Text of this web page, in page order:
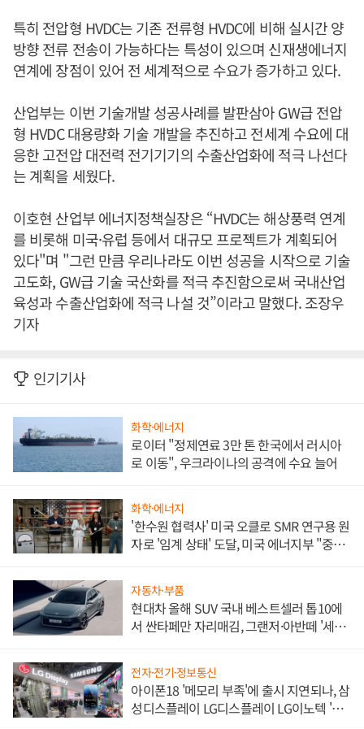
특히 전압형 HVDC는 기존 전류형 HVDC에 비해 실시간 양
방향 전류 전송이 가능하다는 특성이 있으며 신재생에너지
연계에 장점이 있어 전 세계적으로 수요가 증가하고 있다.
산업부는 이번 기술개발 성공사례를 발판삼아 GW급 전압
형 HVDC 대용량화 기술 개발을 추진하고 전세계 수요에 대
응한 고전압 대전력 전기기기의 수출산업화에 적극 나선다
는 계획을 세웠다.
이호현 산업부 에너지정책실장은 “HVDC는 해상풍력 연계
를 비롯해 미국·유럽 등에서 대규모 프로젝트가 계획되어
있다"며 "그런 만큼 우리나라도 이번 성공을 시작으로 기술
고도화, GW급 기술 국산화를 적극 추진함으로써 국내산업
육성과 수출산업화에 적극 나설 것”이라고 말했다. 조장우
기자
인기기사
화학·에너지
로이터 "정제연료 3만 톤 한국에서 러시아
로 이동", 우크라이나의 공격에 수요 늘어
화학·에너지
'한수원 협력사' 미국 오클로 SMR 연구용 원
자로 '임계 상태' 도달, 미국 에너지부 "중요
자동차·부품
현대차 올해 SUV 국내 베스트셀러 톱10에
서 싼타페만 자리매김, 그랜저·아반떼 '세단
전자·전기·정보통신
아이폰18 '메모리 부족'에 출시 지연되나, 삼
성디스플레이 LG디스플레이 LG이노텍 '탈